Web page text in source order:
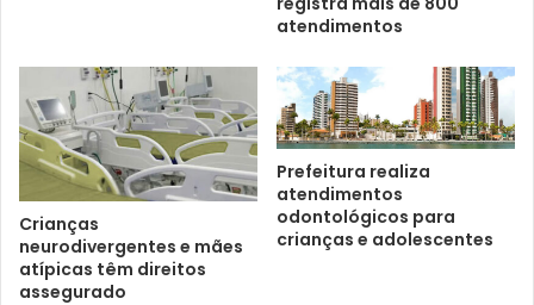
atendimentos
Crianças
neurodivergentes e mães
atípicas têm direitos
assegurado
Prefeitura realiza
atendimentos
odontológicos para
crianças e adolescentes